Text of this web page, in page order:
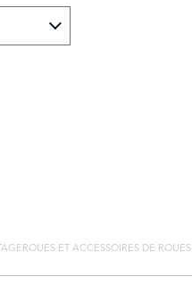
ROUES ET ACCESSOIRES DE ROUES